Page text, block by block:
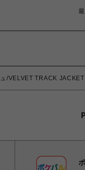
/VELVET TRACK JACKET